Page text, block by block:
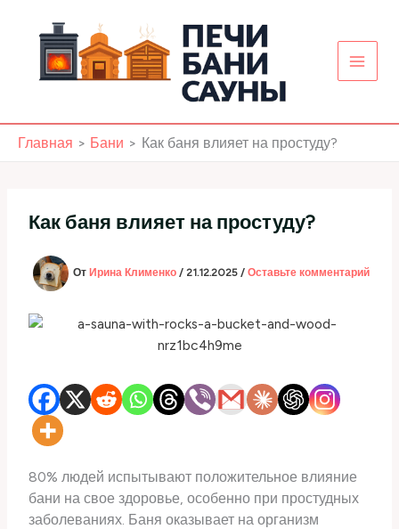
содержимому
Главная Бани Как баня влияет на простуду?
Как баня влияет на простуду?
ОтИрина Клименко /21.12.2025 /Оставьте комментарий
80% людей испытывают положительное влияние
бани на свое здоровье, особенно при простудных
заболеваниях. Баня оказывает на организм